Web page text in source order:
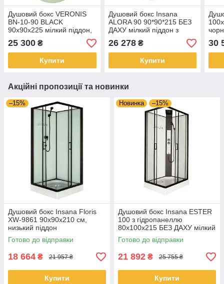
Душовий бокс VERONIS
BN-10-90 BLACK
90х90х225 мілкий піддон,
без даху
25 300 ₴
Купити
Душовий бокс Insana
ALORA 90 90*90*215 БЕЗ
ДАХУ мілкий піддон з
гідропанеллю
26 278₴
Купити
30
Акційні пропозиції та новинки
–15%
Душовий бокс Insana Floris
XW-9861 90x90x210 см,
низький піддон
Готово до відправки
18 664 ₴ 21 957 ₴
Купити
Новинка –15%
Душовий бокс Insana ESTER
100 з гідропанеллю
80x100x215 БЕЗ ДАХУ мілкий
квадратний піддон
Готово до відправки
21 892 ₴ 25 755 ₴
Купити